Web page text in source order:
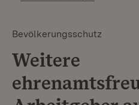
Bevölkerungsschutz
Weitere